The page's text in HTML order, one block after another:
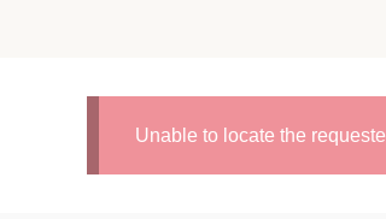
Unable to locate the